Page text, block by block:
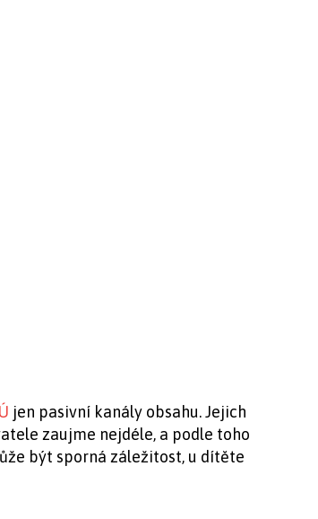
jen pasivní kanály obsahu. Jejich
zaujme nejdéle, a podle toho
být sporná záležitost, u dítěte